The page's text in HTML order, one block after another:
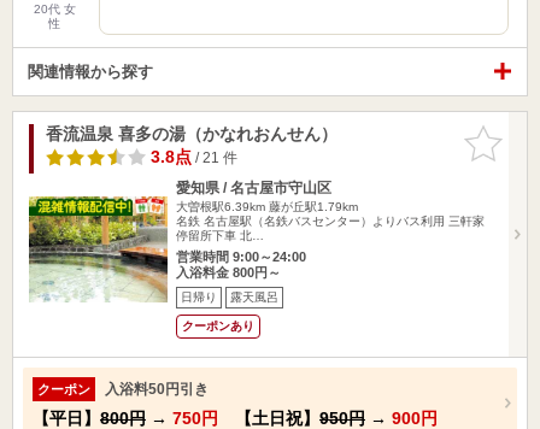
20代 女
性
関連情報から探す
お気に入
りに追加
香流温泉 喜多の湯（かなれおんせん）
3.8点/ 21 件
愛知県 / 名古屋市守山区
大曽根駅6.39km 藤が丘駅1.79km
名鉄 名古屋駅（名鉄バスセンター）よりバス利用 三軒家
停留所下車 北…
営業時間 9:00～24:00
入浴料金 800円～
日帰り 露天風呂
クーポンあり
クーポン 入浴料50円引き
【平日】 800円 → 750円 【土日祝】 950円 → 900円